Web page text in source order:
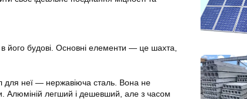
його будові. Основні елементи — це шахта,
для неї — нержавіюча сталь. Вона не
Алюміній легший і дешевший, але з часом